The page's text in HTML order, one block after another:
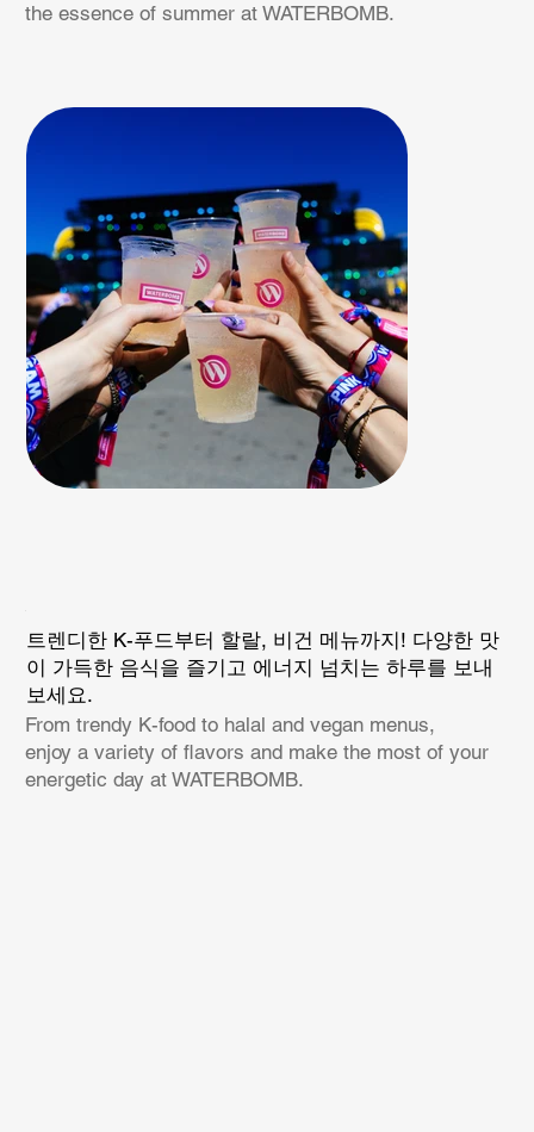
the essence of summer at WATERBOMB.
트렌디한 K-푸드부터 할랄, 비건 메뉴까지! 다양한 맛
이 가득한 음식을 즐기고 에너지 넘치는 하루를 보내
보세요.
From trendy K-food to halal and vegan menus,
enjoy a variety of flavors and make the most of your
energetic day at WATERBOMB.